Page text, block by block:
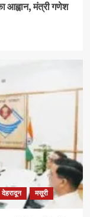
आह्वान, मंत्री गणेश
देहरादून मसूरी